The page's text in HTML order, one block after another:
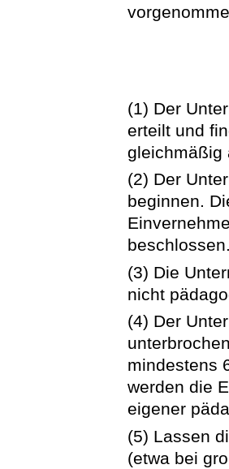
(1) Der
erteilt und
gleichmäßig
(2) Der
beginnen.
beschlossen.
(3) Die
nicht
(4) Der
mindestens
werden die
eigener
(5) Lassen
(etwa bei